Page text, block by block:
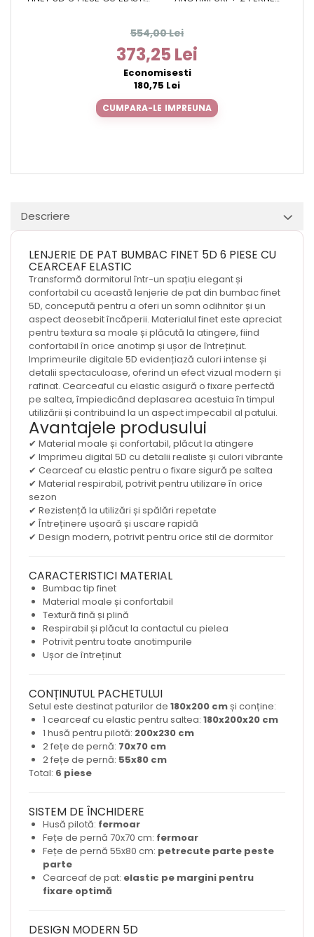
554,00 Lei
373,25 Lei
Economisesti
180,75 Lei
CUMPARA-LE IMPREUNA
Descriere
LENJERIE DE PAT BUMBAC FINET 5D 6 PIESE CU
CEARCEAF ELASTIC
Transformă dormitorul într-un spațiu elegant și
confortabil cu această lenjerie de pat din bumbac finet
5D, concepută pentru a oferi un somn odihnitor și un
aspect deosebit încăperii. Materialul finet este apreciat
pentru textura sa moale și plăcută la atingere, fiind
confortabil în orice anotimp și ușor de întreținut.
Imprimeurile digitale 5D evidențiază culori intense și
detalii spectaculoase, oferind un efect vizual modern și
rafinat. Cearceaful cu elastic asigură o fixare perfectă
pe saltea, împiedicând deplasarea acestuia în timpul
utilizării și contribuind la un aspect impecabil al patului.
Avantajele produsului
✔ Material moale și confortabil, plăcut la atingere
✔ Imprimeu digital 5D cu detalii realiste și culori vibrante
✔ Cearceaf cu elastic pentru o fixare sigură pe saltea
✔ Material respirabil, potrivit pentru utilizare în orice
sezon
✔ Rezistență la utilizări și spălări repetate
✔ Întreținere ușoară și uscare rapidă
✔ Design modern, potrivit pentru orice stil de dormitor
CARACTERISTICI MATERIAL
Bumbac tip finet
Material moale și confortabil
Textură fină și plină
Respirabil și plăcut la contactul cu pielea
Potrivit pentru toate anotimpurile
Ușor de întreținut
CONȚINUTUL PACHETULUI
Setul este destinat paturilor de 180x200 cmși conține:
1 cearceaf cu elastic pentru saltea: 180x200x20 cm
1 husă pentru pilotă: 200x230 cm
2 fețe de pernă: 70x70 cm
2 fețe de pernă: 55x80 cm
Total: 6 piese
SISTEM DE ÎNCHIDERE
Husă pilotă: fermoar
Fețe de pernă 70x70 cm: fermoar
Fețe de pernă 55x80 cm: petrecute parte peste
parte
Cearceaf de pat: elastic pe margini pentru
fixare optimă
DESIGN MODERN 5D